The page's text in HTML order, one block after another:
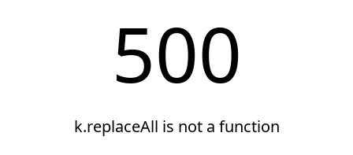
500
k.replaceAll is not a function